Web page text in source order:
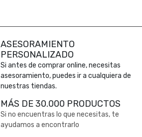
ASESORAMIENTO
PERSONALIZADO
Si antes de comprar online, necesitas
asesoramiento, puedes ir a cualquiera de
nuestras tiendas.
MÁS DE 30.000 PRODUCTOS
Si no encuentras lo que necesitas, te
ayudamos a encontrarlo